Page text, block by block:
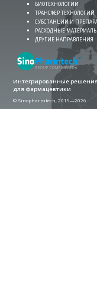
Интегрированные решения
для фармацевтики
© Sinopharmtech, 2019—2026
БИОТЕХНОЛОГИИ
ТРАНСФЕР ТЕХНОЛОГИЙ
СУБСТАНЦИИ И
РАСХОДНЫЕ МАТЕРИАЛЫ
ДРУГИЕ НАПРАВЛЕНИЯ